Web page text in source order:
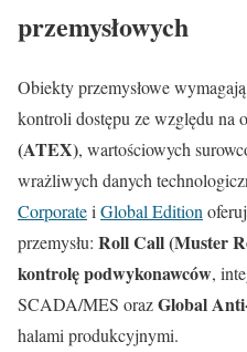
przemysłowych
Obiekty przemysłowe
kontroli dostępu ze względu na
(ATEX), wartościowych
wrażliwych danych
Corporatei Global Edition
przemysłu: Roll Call (Muster
kontrolę podwykonawców,
SCADA/MES orazGlobal
halami produkcyjnymi.